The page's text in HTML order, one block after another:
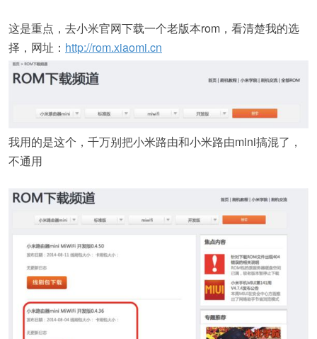
这是重点，去小米官网下载一个老版本rom，看清楚我的选
择，网址： http://rom.xiaomi.cn
我用的是这个，千万别把小米路由和小米路由mini搞混了，
不通用